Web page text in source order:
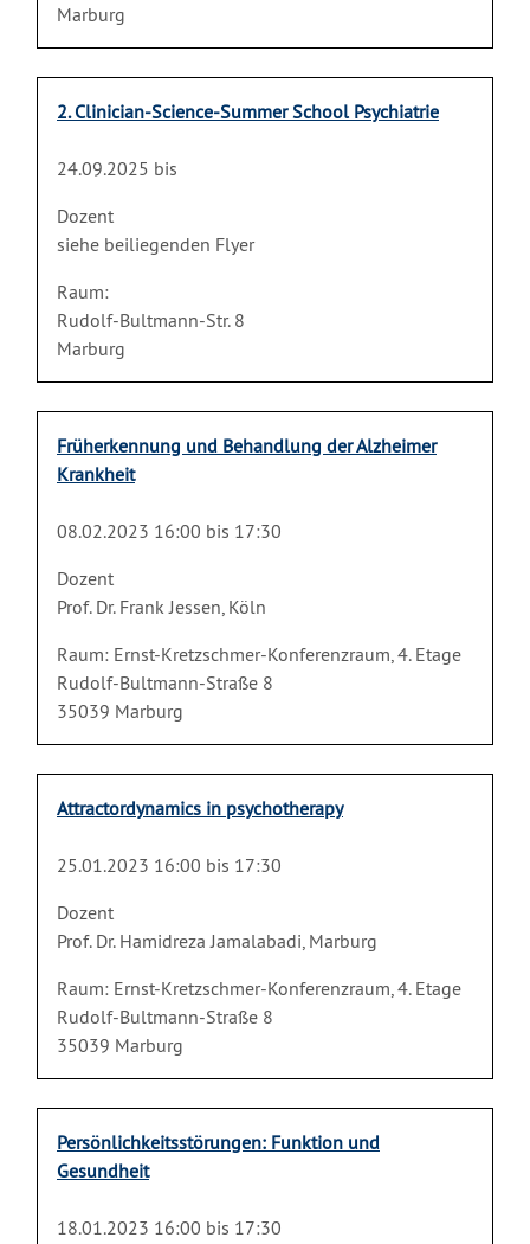
Marburg
2. Clinician-Science-Summer School Psychiatrie
24.09.2025 bis
Dozent
siehe beiliegenden Flyer
Raum:
Rudolf-Bultmann-Str. 8
Marburg
Früherkennung und Behandlung der Alzheimer
Krankheit
08.02.2023 16:00 bis 17:30
Dozent
Prof. Dr. Frank Jessen, Köln
Raum: Ernst-Kretzschmer-Konferenzraum, 4. Etage
Rudolf-Bultmann-Straße 8
35039 Marburg
Attractordynamics in psychotherapy
25.01.2023 16:00 bis 17:30
Dozent
Prof. Dr. Hamidreza Jamalabadi, Marburg
Raum: Ernst-Kretzschmer-Konferenzraum, 4. Etage
Rudolf-Bultmann-Straße 8
35039 Marburg
Persönlichkeitsstörungen: Funktion und
Gesundheit
18.01.2023 16:00 bis 17:30